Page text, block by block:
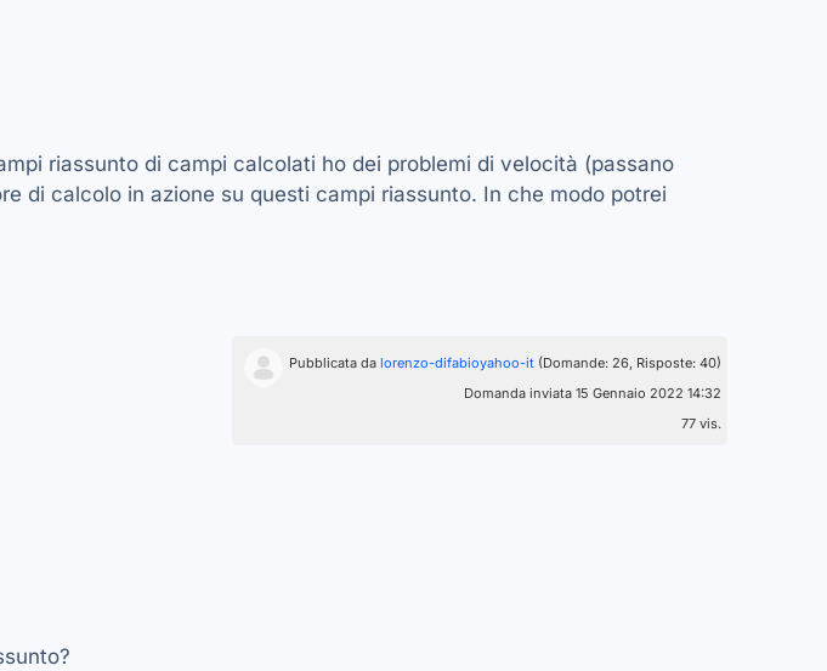
riassunto di campi calcolati ho dei problemi di velocità (passano
di calcolo in azione su questi campi riassunto. In che modo potrei
Pubblicata da lorenzo-difabioyahoo-it (Domande: 26, Risposte: 40)
Domanda inviata 15 Gennaio 2022 14:32
77 vis.